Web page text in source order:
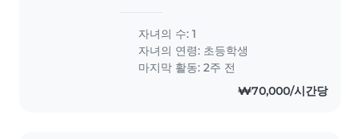
I live with my young daughter,
Sarah, in a spacious and well-
equipped house. I am looking..
자녀의 수: 1
자녀의 연령: 초등학생
마지막 활동: 2주 전
₩70,000/시간당